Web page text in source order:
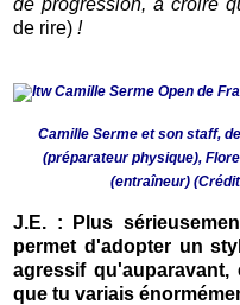
de progression, à croire
de rire)!
Camille Serme et son staff,
(préparateur physique),
(entraîneur)
J.E. : Plus
permet d'adopter un
agressif
que tu variais